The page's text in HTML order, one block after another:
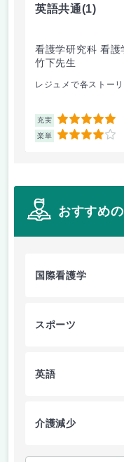
英語共通(1)
看護学研究科 看護
竹下先生
レジュメで各ストー
充実 5
楽単 4
おすすめ
国際看護学
スポーツ
英語
介護減少